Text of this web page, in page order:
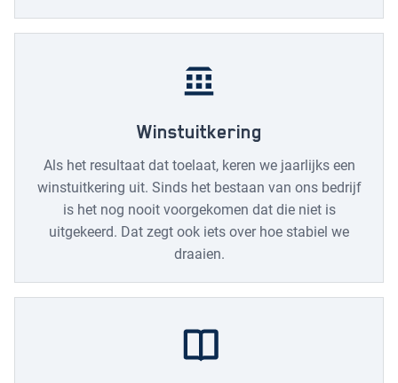
Winstuitkering
Als het resultaat dat toelaat, keren we jaarlijks een
winstuitkering uit. Sinds het bestaan van ons bedrijf
is het nog nooit voorgekomen dat die niet is
uitgekeerd. Dat zegt ook iets over hoe stabiel we
draaien.